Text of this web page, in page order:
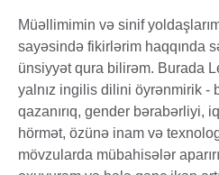
Müəllimimin və sinif
sayəsində fikirlərim haqqında
ünsiyyət qura bilirəm. Burada
yalnız ingilis dilini öyrənmirik -
qazanırıq, gender bərabərliyi,
hörmət, özünə inam və
mövzularda mübahisələr